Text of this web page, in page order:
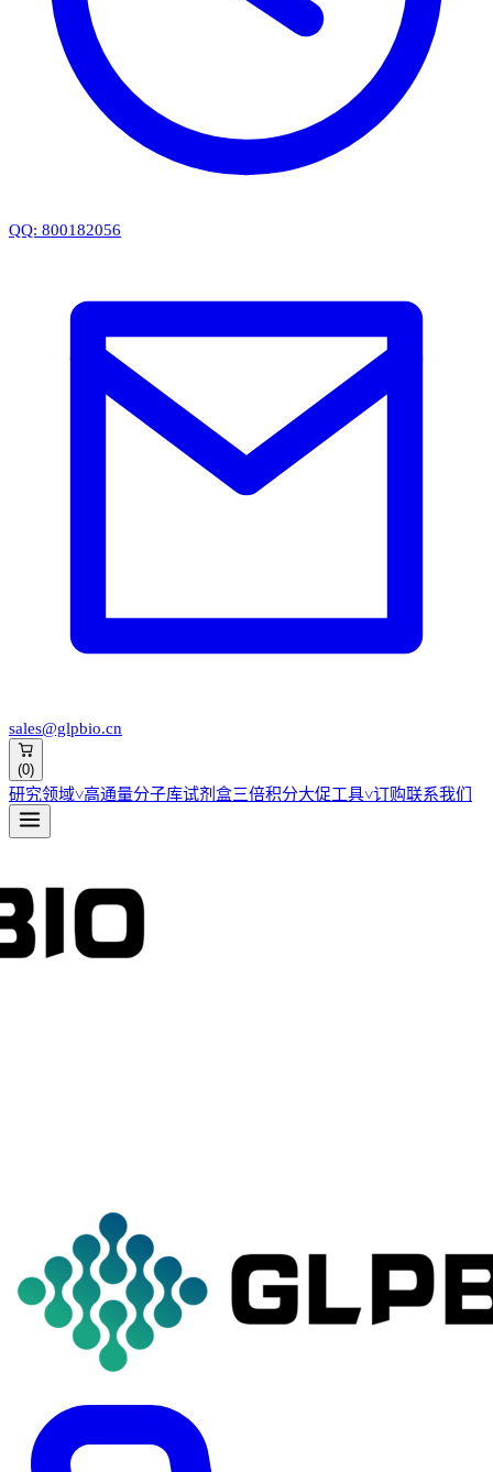
QQ: 800182056
sales@glpbio.cn
(0)
研究领域˅高通量分子库试剂盒三倍积分大促工具˅订购联系我们